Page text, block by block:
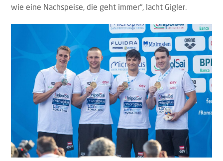
wie eine Nachspeise, die geht immer“, lacht Gigler.